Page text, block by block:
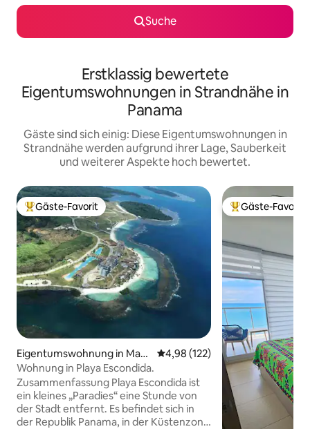
Suche
Erstklassig bewertete
Eigentumswohnungen in Strandnähe in
Panama
Gäste sind sich einig: Diese Eigentumswohnungen in
Strandnähe werden aufgrund ihrer Lage, Sauberkeit
und weiterer Aspekte hoch bewertet.
Beliebter Gäste-Favorit.
Gäste-Favorit
Eigentumswohnung in Mari
a Chiquita
Durchschnittliche Bewertung:
4,98 (122)
Wohnung in Playa Escondida.
Zusammenfassung Playa Escondida ist
ein kleines „Paradies“ eine Stunde von
der Stadt entfernt. Es befindet sich in
der Republik Panama, in der Küstenzone
Beliebter Gäste-
Gäste-Favorit